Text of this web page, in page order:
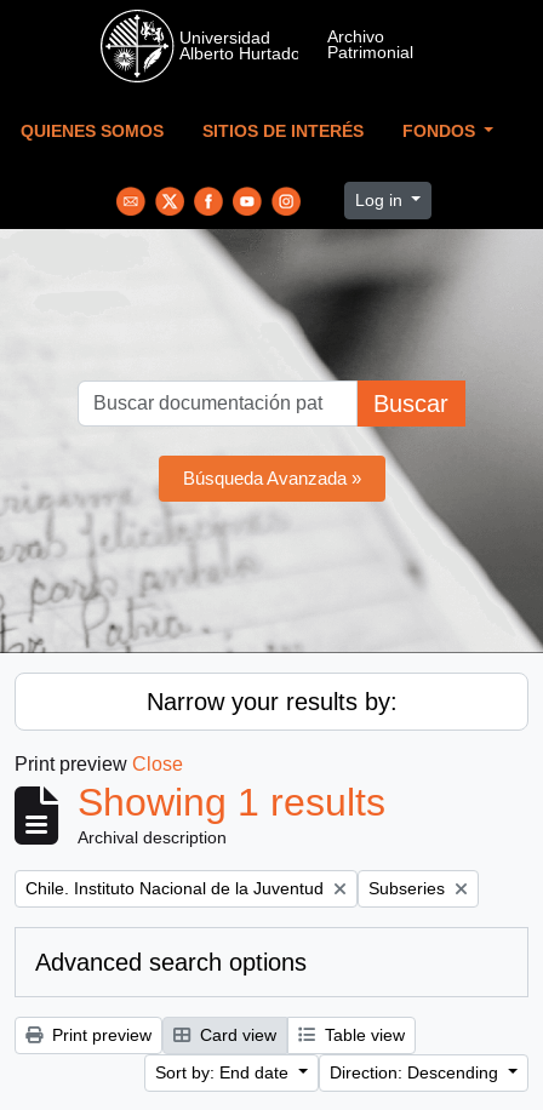
Skip to main content
QUIENES SOMOS SITIOS DE INTERÉS FONDOS
Log in
Buscar
Búsqueda Avanzada »
Narrow your results by:
Print preview Close
Showing 1 results
Archival description
Remove filter:
Chile. Instituto Nacional de la Juventud Remove filter:
Subseries
Advanced search options
Print preview Card view
Table view
Sort by: End date
Direction: Descending